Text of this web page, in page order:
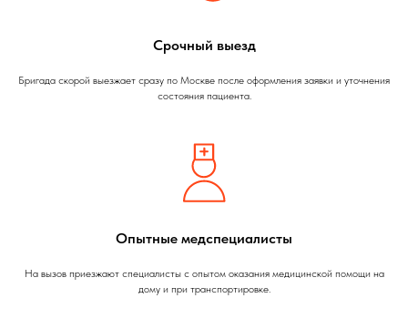
Срочный выезд
Бригада скорой выезжает сразу по Москве после оформления заявки и уточнения
состояния пациента.
Опытные медспециалисты
На вызов приезжают специалисты с опытом оказания медицинской помощи на
дому и при транспортировке.